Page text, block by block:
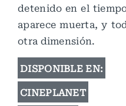
detenido en el
aparece muerta, y
otra dimensión.
DISPONIBLE EN:
CINEPLANET